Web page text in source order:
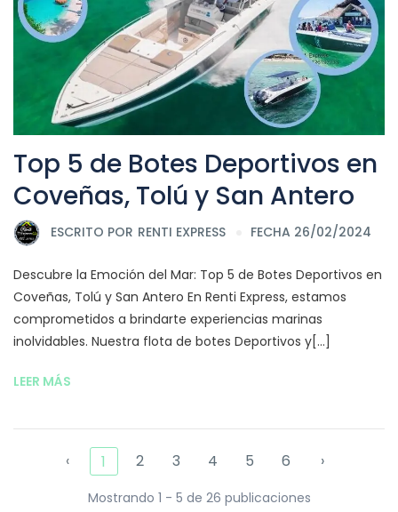
Top 5 de Botes Deportivos en
Coveñas, Tolú y San Antero
ESCRITO POR RENTI EXPRESS FECHA 26/02/2024
Descubre la Emoción del Mar: Top 5 de Botes Deportivos en
Coveñas, Tolú y San Antero En Renti Express, estamos
comprometidos a brindarte experiencias marinas
inolvidables. Nuestra flota de botes Deportivos y[...]
LEER MÁS
‹ 1 2 3 4 5 6 ›
Mostrando 1 - 5 de 26 publicaciones